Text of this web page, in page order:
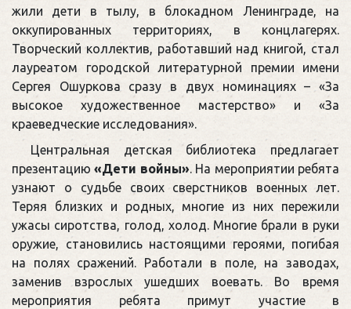
жили дети в тылу, в блокадном Ленинграде, на
оккупированных территориях, в концлагерях.
Творческий коллектив, работавший над книгой, стал
лауреатом городской литературной премии имени
Сергея Ошуркова сразу в двух номинациях – «За
высокое художественное мастерство» и «За
краеведческие исследования».
Центральная детская библиотека предлагает
презентацию«Дети войны». На мероприятии ребята
узнают о судьбе своих сверстников военных лет.
Теряя близких и родных, многие из них пережили
ужасы сиротства, голод, холод. Многие брали в руки
оружие, становились настоящими героями, погибая
на полях сражений. Работали в поле, на заводах,
заменив взрослых ушедших воевать. Во время
мероприятия ребята примут участие в